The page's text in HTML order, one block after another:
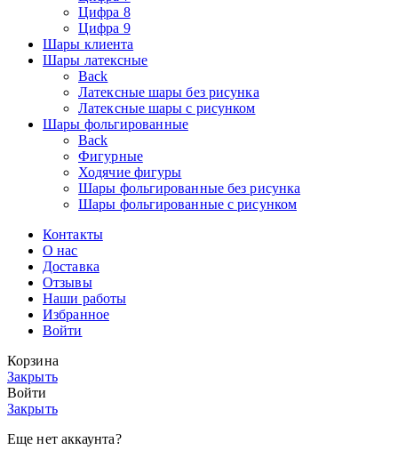
Цифра 8
Цифра 9
Шары клиента
Шары латексные
Back
Латексные шары без рисунка
Латексные шары с рисунком
Шары фольгированные
Back
Фигурные
Ходячие фигуры
Шары фольгированные без рисунка
Шары фольгированные с рисунком
Контакты
О нас
Доставка
Отзывы
Наши работы
Избранное
Войти
Корзина
Закрыть
Войти
Закрыть
Еще нет аккаунта?